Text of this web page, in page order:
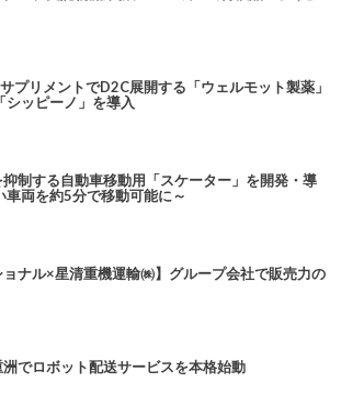
プリメントでD2C展開する「ウェルモット製薬」
シッピーノ」を導入
制する自動車移動用「スケーター」を開発・導
車両を約5分で移動可能に～
ョナル×星清重機運輸㈱】グループ会社で販売力の
でロボット配送サービスを本格始動